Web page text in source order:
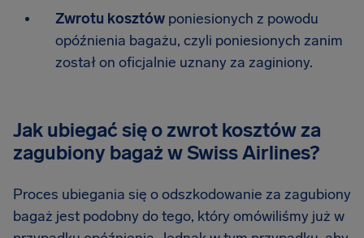
Zwrotu kosztów poniesionych z powodu
opóźnienia bagażu, czyli poniesionych zanim
został on oficjalnie uznany za zaginiony.
Jak ubiegać się o zwrot kosztów za
zagubiony bagaż w Swiss Airlines?
Proces ubiegania się o odszkodowanie za zagubiony
bagaż jest podobny do tego, który omówiliśmy już w